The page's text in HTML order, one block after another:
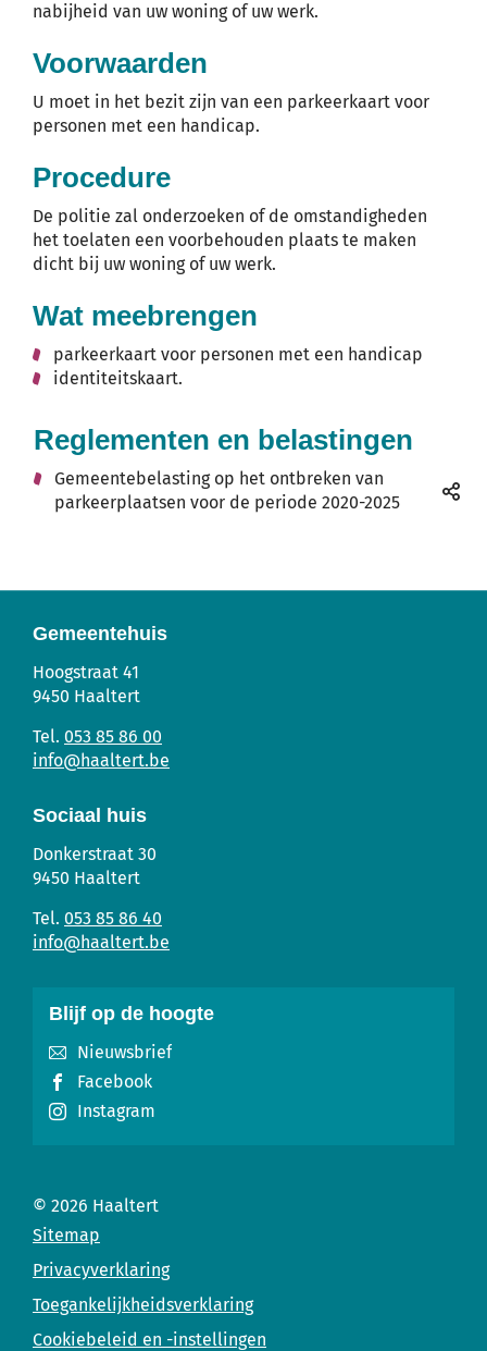
nabijheid van uw woning of uw werk.
Voorwaarden
U moet in het bezit zijn van een parkeerkaart voor
personen met een handicap.
Procedure
De politie zal onderzoeken of de omstandigheden
het toelaten een voorbehouden plaats te maken
dicht bij uw woning of uw werk.
Wat meebrengen
parkeerkaart voor personen met een handicap
identiteitskaart.
Reglementen en belastingen
Gemeentebelasting op het ontbreken van
parkeerplaatsen voor de periode 2020-2025
Gemeentehuis
Gemeentehuis
Adres
Hoogstraat 41
9450 Haaltert
Tel.
053 85 86 00
E-
mail
info@haaltert.be
Sociaal huis
Sociaal
Huis
Adres
Donkerstraat 30
9450 Haaltert
Tel.
053 85 86 40
E-
mail
info@haaltert.be
Blijf op de hoogte
Nieuwsbrief
Facebook
Instagram
© 2026 Haaltert
Sitemap
Privacyverklaring
Toegankelijkheidsverklaring
Cookiebeleid en -instellingen